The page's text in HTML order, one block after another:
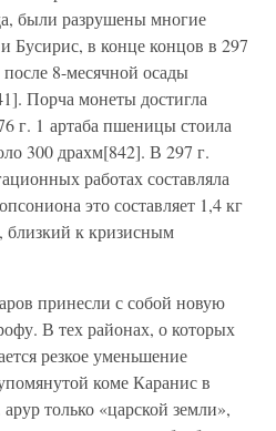
были разрушены многие
Бусирис, в конце концов в 297
8-месячной осады
Порча монеты достигла
г. 1 артаба пшеницы стоила
300 драхм[842]. В 297 г.
работах составляла
это составляет 1,4 кг
близкий к кризисным
принесли с собой новую
В тех районах, о которых
резкое уменьшение
коме Каранис в
только «царской земли»,